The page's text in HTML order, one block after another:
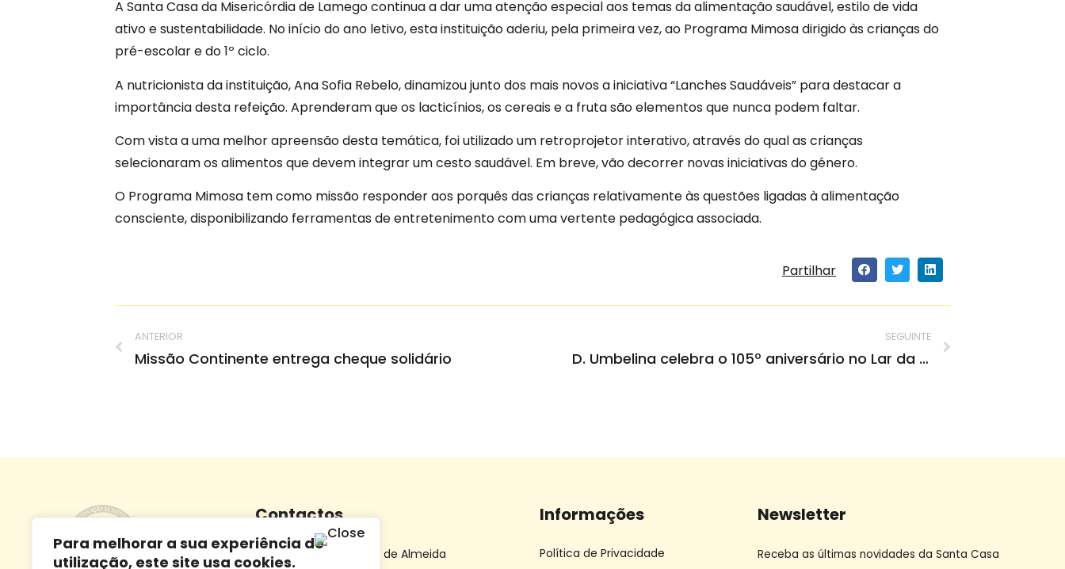
Para melhorar a sua experiência de
utilização, este site usa cookies.
A Santa Casa da Misericórdia de Lamego continua a dar uma atenção especial aos temas da alimentação saudável, estilo de vida
ativo e sustentabilidade. No início do ano letivo, esta instituição aderiu, pela primeira vez, ao Programa Mimosa dirigido às crianças do
pré-escolar e do 1º ciclo.
A nutricionista da instituição, Ana Sofia Rebelo, dinamizou junto dos mais novos a iniciativa “Lanches Saudáveis” para destacar a
importância desta refeição. Aprenderam que os lacticínios, os cereais e a fruta são elementos que nunca podem faltar.
Com vista a uma melhor apreensão desta temática, foi utilizado um retroprojetor interativo, através do qual as crianças
selecionaram os alimentos que devem integrar um cesto saudável. Em breve, vão decorrer novas iniciativas do género.
O Programa Mimosa tem como missão responder aos porquês das crianças relativamente às questões ligadas à alimentação
consciente, disponibilizando ferramentas de entretenimento com uma vertente pedagógica associada.
Partilhar
ANTERIOR
Missão Continente entrega cheque solidário
SEGUINTE
D. Umbelina celebra o 105º aniversário no Lar da Misericórdia
Contactos
Morada:Largo Dr. João de Almeida
Informações
Política de Privacidade
Newsletter
Receba as últimas novidades da Santa Casa